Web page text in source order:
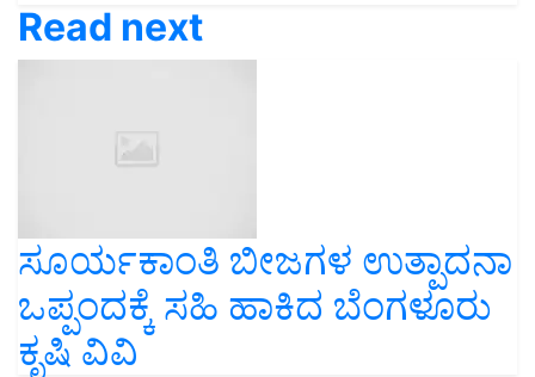
Read next
ಸೂರ್ಯಕಾಂತಿ ಬೀಜಗಳ ಉತ್ಪಾದನಾ
ಒಪ್ಪಂದಕ್ಕೆ ಸಹಿ ಹಾಕಿದ ಬೆಂಗಳೂರು
ಕೃಷಿ ವಿವಿ